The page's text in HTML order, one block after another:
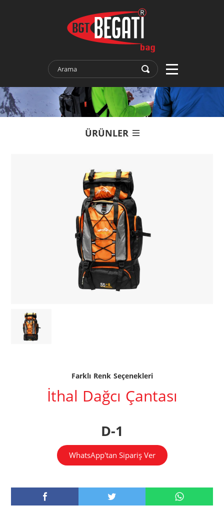
ÜRÜNLER
Farklı Renk Seçenekleri
İthal Dağcı Çantası
D-1
WhatsApp'tan Sipariş Ver